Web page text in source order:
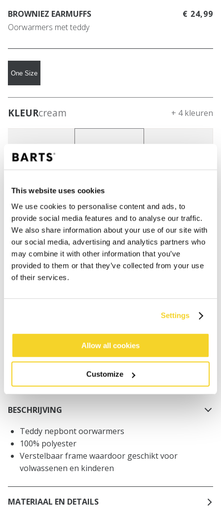
This website uses cookies
We use cookies to personalise content and ads, to
provide social media features and to analyse our traffic.
We also share information about your use of our site with
our social media, advertising and analytics partners who
may combine it with other information that you’ve
provided to them or that they’ve collected from your use
of their services.
Settings
Allow all cookies
Customize
BROWNIEZ EARMUFFS
Oorwarmers met teddy
€ 24,99
One Size
KLEURcream + 4 kleuren
Gratis verzending voor orders boven € 50,- binnen
Binnen 30 dagen retourneren
BESCHRIJVING
Teddy nepbont oorwarmers
100% polyester
Verstelbaar frame waardoor geschikt voor
volwassenen en kinderen
MATERIAAL EN DETAILS